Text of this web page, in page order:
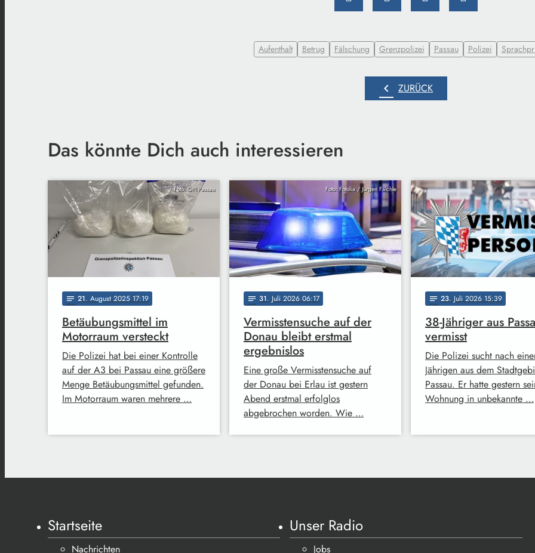
Aufenthalt Betrug Fälschung Grenzpolizei Passau Polizei
chevron_left ZURÜCK
Das könnte Dich auch interessieren
Foto: GPI Passau
notes 21. August 2025 17:19
Betäubungsmittel im
Motorraum versteckt
Die Polizei hat bei einer Kontrolle
auf der A3 bei Passau eine größere
Menge Betäubungsmittel gefunden.
Im Motorraum waren mehrere …
Foto: Fotolia / Jürgen Fälchle
notes 31. Juli 2026 06:17
Vermisstensuche auf der
Donau bleibt erstmal
ergebnislos
Eine große Vermisstensuche auf
der Donau bei Erlau ist gestern
Abend erstmal erfolglos
abgebrochen worden. Wie …
notes 23. Juli 2026 15:39
38-Jähriger aus
vermisst
Die Polizei sucht nach
Jährigen aus dem
Passau. Er hatte gestern
Wohnung in unbekannte …
Startseite
Nachrichten
Unser Radio
Jobs